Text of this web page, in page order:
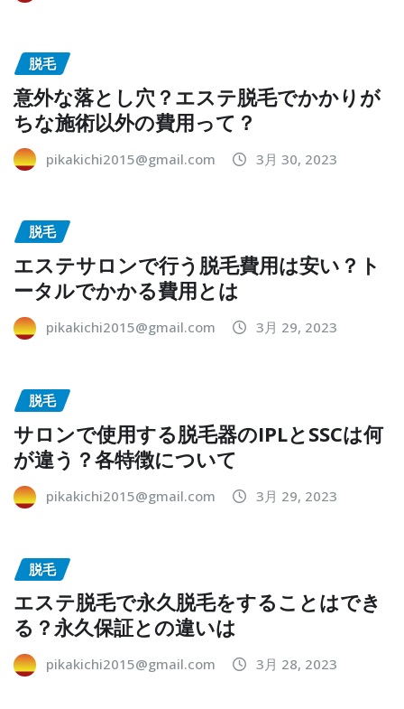
脱毛
意外な落とし穴？エステ脱毛でかかりが
ちな施術以外の費用って？
pikakichi2015@gmail.com 3月 30, 2023
脱毛
エステサロンで行う脱毛費用は安い？ト
ータルでかかる費用とは
pikakichi2015@gmail.com 3月 29, 2023
脱毛
サロンで使用する脱毛器のIPLとSSCは何
が違う？各特徴について
pikakichi2015@gmail.com 3月 29, 2023
脱毛
エステ脱毛で永久脱毛をすることはでき
る？永久保証との違いは
pikakichi2015@gmail.com 3月 28, 2023